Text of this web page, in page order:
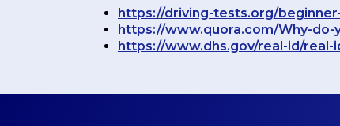
https://driving-tests.org/
https://www.quora.com/Why-
https://www.dhs.gov/real-id/real-